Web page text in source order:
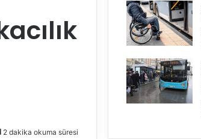
2 dakika okuma süresi